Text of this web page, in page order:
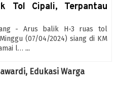
Tol Cipali, Terpantau
- Arus balik H-3 ruas tol
(07/04/2024) siang di KM
l… ...
Edukasi Warga